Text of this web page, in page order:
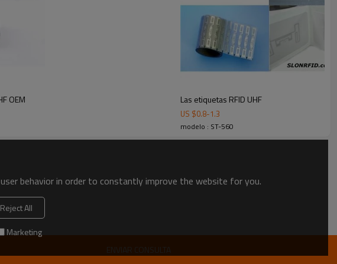
OEM Las etiquetas RFID UHF
US $0.8-1.3
modelo : ST-560
ENVIAR CONSULTA
behavior in order to constantly improve the website for you.
Reject All
Marketing